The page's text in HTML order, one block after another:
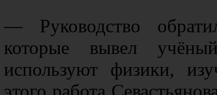
— Руководство
которые вывел
используют физики,